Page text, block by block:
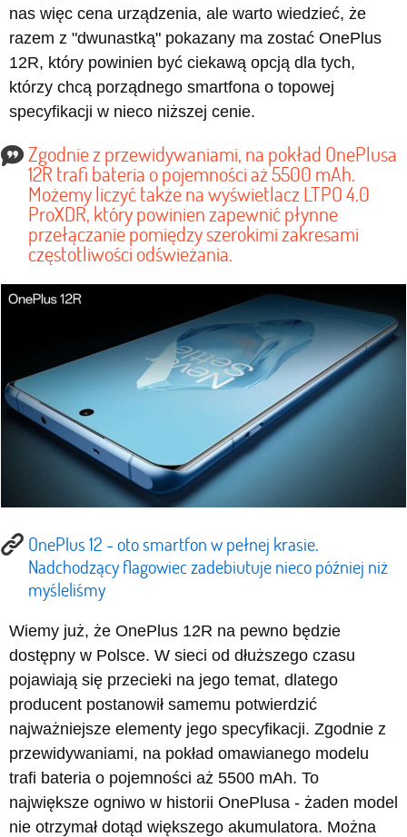
nas więc cena urządzenia, ale warto wiedzieć, że
razem z "dwunastką" pokazany ma zostać OnePlus
12R, który powinien być ciekawą opcją dla tych,
którzy chcą porządnego smartfona o topowej
specyfikacji w nieco niższej cenie.
Zgodnie z przewidywaniami, na pokład OnePlusa
12R trafi bateria o pojemności aż 5500 mAh.
Możemy liczyć także na wyświetlacz LTPO 4.0
ProXDR, który powinien zapewnić płynne
przełączanie pomiędzy szerokimi zakresami
częstotliwości odświeżania.
OnePlus 12 - oto smartfon w pełnej krasie.
Nadchodzący flagowiec zadebiutuje nieco później niż
myśleliśmy
Wiemy już, że OnePlus 12R na pewno będzie
dostępny w Polsce. W sieci od dłuższego czasu
pojawiają się przecieki na jego temat, dlatego
producent postanowił samemu potwierdzić
najważniejsze elementy jego specyfikacji. Zgodnie z
przewidywaniami, na pokład omawianego modelu
trafi bateria o pojemności aż 5500 mAh. To
największe ogniwo w historii OnePlusa - żaden model
nie otrzymał dotąd większego akumulatora. Można